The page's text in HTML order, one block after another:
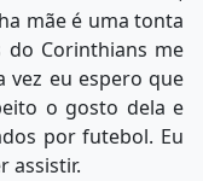
mãe é uma tonta
Corinthians me
vez eu espero que
o gosto dela e
por futebol. Eu
assistir.